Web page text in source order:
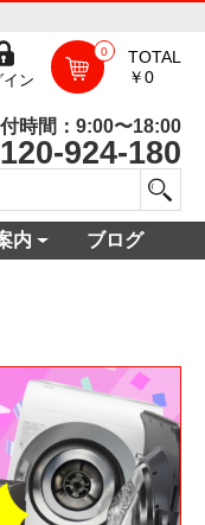
イン
0
TOTAL
￥0
時間：9:00〜18:00
924-180
内
ブログ